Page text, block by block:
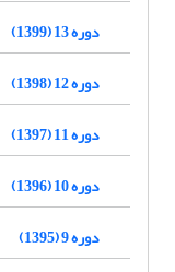
دوره 13 (1399)
دوره 12 (1398)
دوره 11 (1397)
دوره 10 (1396)
دوره 9 (1395)